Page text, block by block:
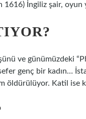
İngiliz şair, oyun
ve günümüzdeki
genç bir kadın…
öldürülüyor. Katil ise